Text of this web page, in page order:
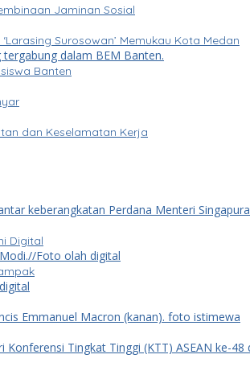
Jaminan Sosial
Surosowan’ Memukau Kota Medan
Banten
dan Keselamatan Kerja
Digital